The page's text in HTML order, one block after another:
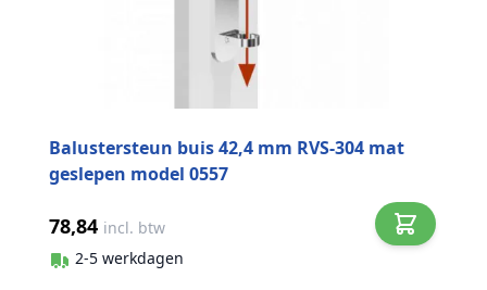
Balustersteun buis 42,4 mm RVS-304 mat
geslepen model 0557
78,84 incl. btw
2-5 werkdagen